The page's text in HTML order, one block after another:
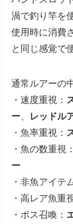
渦で釣り竿を
使用時に消費
と同じ感覚で
通常ルアーの
・速度重視：
ー、 レッドル
・魚率重視：
・魚の数重視：
ー
・非魚アイテ
・高レア魚重
・ボス召喚：